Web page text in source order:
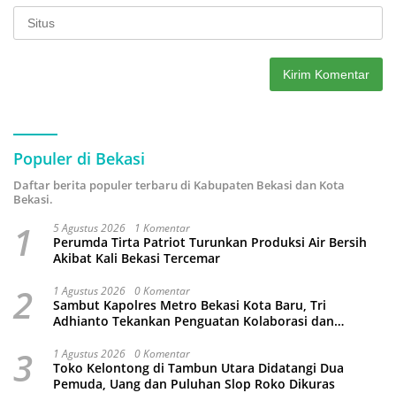
Populer di Bekasi
Daftar berita populer terbaru di Kabupaten Bekasi dan Kota
Bekasi.
1 5 Agustus 2026 1 Komentar
Perumda Tirta Patriot Turunkan Produksi Air Bersih
Akibat Kali Bekasi Tercemar
2 1 Agustus 2026 0 Komentar
Sambut Kapolres Metro Bekasi Kota Baru, Tri
Adhianto Tekankan Penguatan Kolaborasi dan
3 1 Agustus 2026 0 Komentar
Toko Kelontong di Tambun Utara Didatangi Dua
Pemuda, Uang dan Puluhan Slop Roko Dikuras